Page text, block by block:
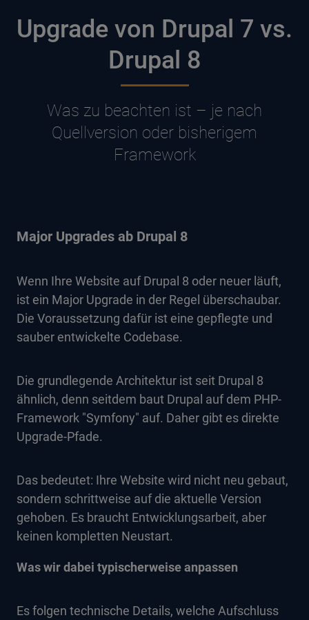
Upgrade von Drupal 7 vs.
Drupal 8
Was zu beachten ist – je nach
Quellversion oder bisherigem
Framework
Major Upgrades ab Drupal 8
Wenn Ihre Website auf Drupal 8 oder neuer läuft,
ist ein Major Upgrade in der Regel überschaubar.
Die Voraussetzung dafür ist eine gepflegte und
sauber entwickelte Codebase.
Die grundlegende Architektur ist seit Drupal 8
ähnlich, denn seitdem baut Drupal auf dem PHP-
Framework "Symfony" auf. Daher gibt es direkte
Upgrade-Pfade.
Das bedeutet: Ihre Website wird nicht neu gebaut,
sondern schrittweise auf die aktuelle Version
gehoben. Es braucht Entwicklungsarbeit, aber
keinen kompletten Neustart.
Was wir dabei typischerweise anpassen
Es folgen technische Details, welche Aufschluss